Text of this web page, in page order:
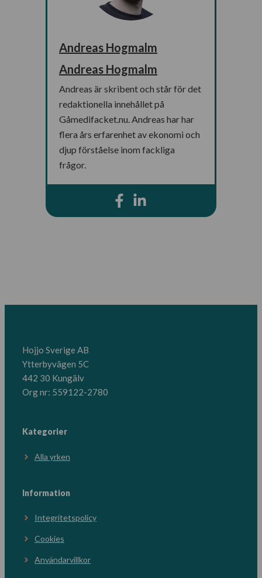
Andreas Hogmalm
Andreas Hogmalm
Andreas är skribent och står för det
redaktionella innehållet på
Gåmedifacket.nu. Andreas har har
flera års erfarenhet av ekonomi och
djup förståelse inom fackliga
frågor.
Hojjo Sverige AB
Ytterbyvägen 5C
442 30 Kungälv
Org nr: 559122-2780
Kategorier
Alla yrken
Information
Integritetspolicy
Cookies
Användarvillkor